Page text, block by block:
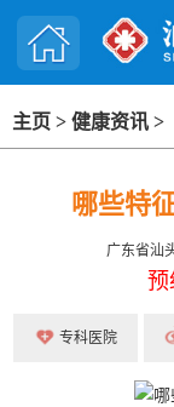
主页 > 健康资讯 >
哪些特
广东省汕
预
专科医院